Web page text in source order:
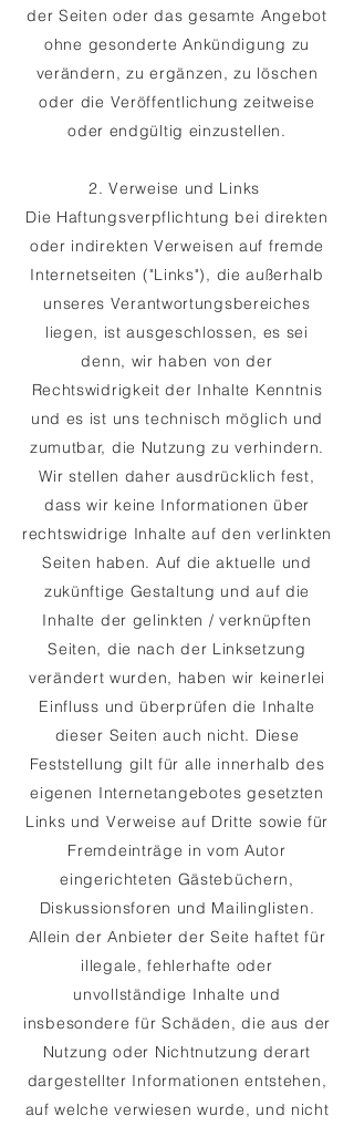
der Seiten oder das gesamte Angebot
ohne gesonderte Ankündigung zu
verändern, zu ergänzen, zu löschen
oder die Veröffentlichung zeitweise
oder endgültig einzustellen.
2. Verweise und Links
Die Haftungsverpflichtung bei direkten
oder indirekten Verweisen auf fremde
Internetseiten ("Links"), die außerhalb
unseres Verantwortungsbereiches
liegen, ist ausgeschlossen, es sei
denn, wir haben von der
Rechtswidrigkeit der Inhalte Kenntnis
und es ist uns technisch möglich und
zumutbar, die Nutzung zu verhindern.
Wir stellen daher ausdrücklich fest,
dass wir keine Informationen über
rechtswidrige Inhalte auf den verlinkten
Seiten haben. Auf die aktuelle und
zukünftige Gestaltung und auf die
Inhalte der gelinkten / verknüpften
Seiten, die nach der Linksetzung
verändert wurden, haben wir keinerlei
Einfluss und überprüfen die Inhalte
dieser Seiten auch nicht. Diese
Feststellung gilt für alle innerhalb des
eigenen Internetangebotes gesetzten
Links und Verweise auf Dritte sowie für
Fremdeinträge in vom Autor
eingerichteten Gästebüchern,
Diskussionsforen und Mailinglisten.
Allein der Anbieter der Seite haftet für
illegale, fehlerhafte oder
unvollständige Inhalte und
insbesondere für Schäden, die aus der
Nutzung oder Nichtnutzung derart
dargestellter Informationen entstehen,
auf welche verwiesen wurde, und nicht